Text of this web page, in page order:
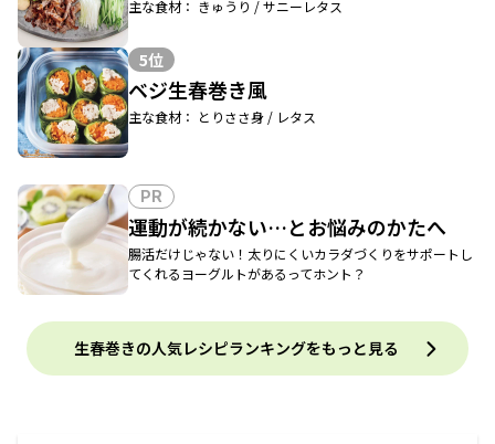
主な食材： きゅうり / サニーレタス
5位
ベジ生春巻き風
主な食材： とりささ身 / レタス
PR
運動が続かない…とお悩みのかたへ
腸活だけじゃない！太りにくいカラダづくりをサポートし
てくれるヨーグルトがあるってホント？
生春巻きの人気レシピランキングをもっと見る